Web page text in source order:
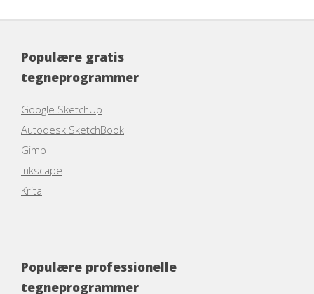
Populære gratis
tegneprogrammer
Google SketchUp
Autodesk SketchBook
Gimp
Inkscape
Krita
Populære professionelle
tegneprogrammer